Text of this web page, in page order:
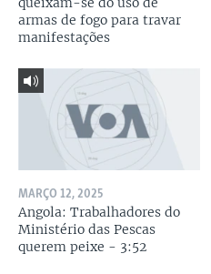
armas de fogo para travar
manifestações
MARÇO 12, 2025
Angola: Trabalhadores do
Ministério das Pescas
querem peixe - 3:52